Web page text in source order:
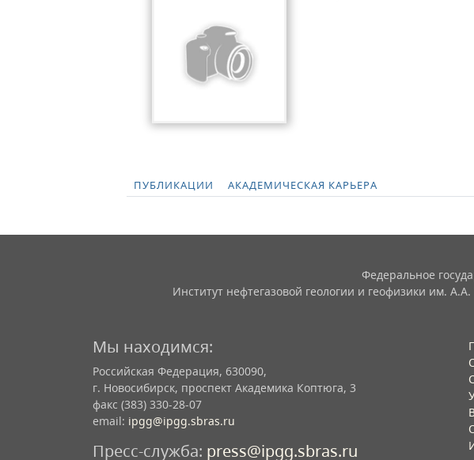
ПУБЛИКАЦИИ АКАДЕМИЧЕСКАЯ КАРЬЕРА
Федеральное
Институт нефтегазовой геологии и геофизики им.
Мы находимся:
Российская Федерация, 630090,
г. Новосибирск, проспект Академика Коптюга, 3
факс (383) 330-28-07
email: ipgg@ipgg.sbras.ru
Пресс-служба: press@ipgg.sbras.ru